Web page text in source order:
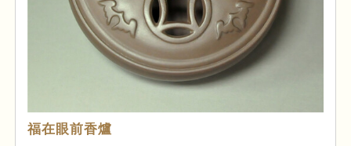
福在眼前香爐